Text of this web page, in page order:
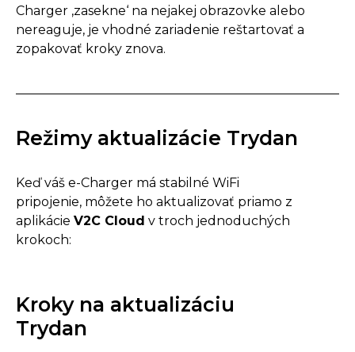
Charger ‚zasekne‘ na nejakej obrazovke alebo
nereaguje, je vhodné zariadenie reštartovať a
zopakovať kroky znova.
Režimy aktualizácie Trydan​​
Keď váš e-Charger má stabilné WiFi
pripojenie, môžete ho aktualizovať priamo z
aplikácie V2C Cloud v troch jednoduchých
krokoch:
Kroky na aktualizáciu
Trydan